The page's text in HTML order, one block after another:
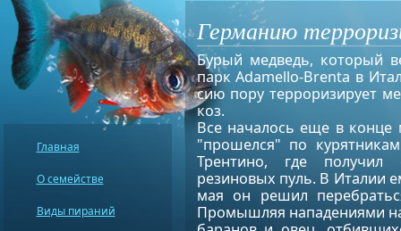
Германию
Бурый медведь, который
парк Adamello-Brenta в
сию пору терроризирует
коз.
Все началось еще в конце
"прошелся" по
Трентино, где получил
резиновых пуль. В Италии
мая он решил
Промышляя нападениями
Главная
О семействе
Виды пираний